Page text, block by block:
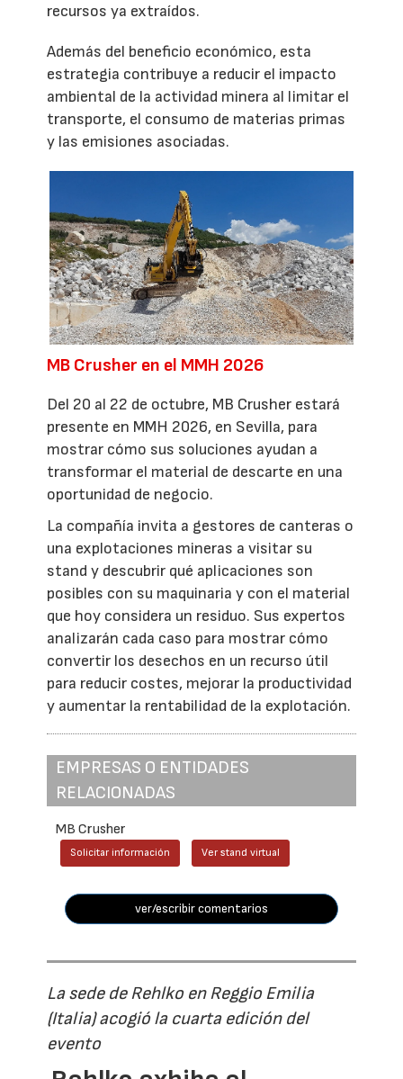
recursos ya extraídos.
Además del beneficio económico, esta
estrategia contribuye a reducir el impacto
ambiental de la actividad minera al limitar el
transporte, el consumo de materias primas
y las emisiones asociadas.
MB Crusher en el MMH 2026
Del 20 al 22 de octubre, MB Crusher estará
presente en MMH 2026, en Sevilla, para
mostrar cómo sus soluciones ayudan a
transformar el material de descarte en una
oportunidad de negocio.
La compañía invita a gestores de canteras o
una explotaciones mineras a visitar su
stand y descubrir qué aplicaciones son
posibles con su maquinaria y con el material
que hoy considera un residuo. Sus expertos
analizarán cada caso para mostrar cómo
convertir los desechos en un recurso útil
para reducir costes, mejorar la productividad
y aumentar la rentabilidad de la explotación.
EMPRESAS O ENTIDADES
RELACIONADAS
MB Crusher
Solicitar información Ver stand virtual
ver/escribir comentarios
La sede de Rehlko en Reggio Emilia
(Italia) acogió la cuarta edición del
evento